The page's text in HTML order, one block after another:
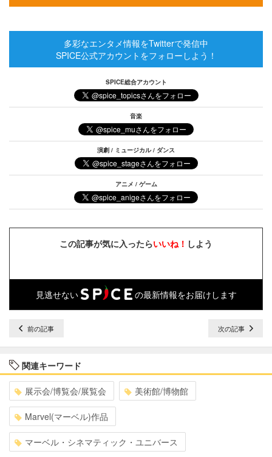
多彩なエンタメ情報をTwitterで発信中
SPICE公式アカウントをフォローしよう！
SPICE総合アカウント
音楽
演劇 / ミュージカル / ダンス
アニメ / ゲーム
この記事が気に入ったらいいね！ しよう
見逃せない の最新情報をお届けします
前の記事 次の記事
関連キーワード
展示会/博覧会/展覧会 美術館/博物館
Marvel(マーベル)作品
マーベル・シネマティック・ユニバース